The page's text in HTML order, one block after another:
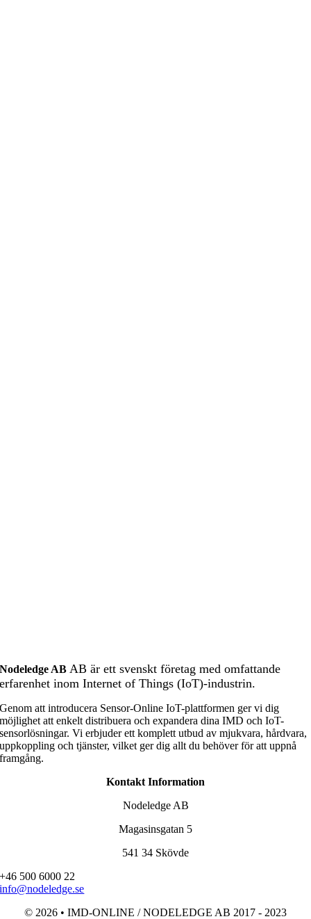
Nodeledge AB AB är ett svenskt företag med omfattande
erfarenhet inom Internet of Things (IoT)-industrin.
Genom att introducera Sensor-Online IoT-plattformen ger vi dig
möjlighet att enkelt distribuera och expandera dina IMD och IoT-
sensorlösningar. Vi erbjuder ett komplett utbud av mjukvara, hårdvara,
uppkoppling och tjänster, vilket ger dig allt du behöver för att uppnå
framgång.
Kontakt Information
Nodeledge AB
Magasinsgatan 5
541 34 Skövde
+46 500 6000 22
info@nodeledge.se
© 2026 • IMD-ONLINE / NODELEDGE AB 2017 - 2023